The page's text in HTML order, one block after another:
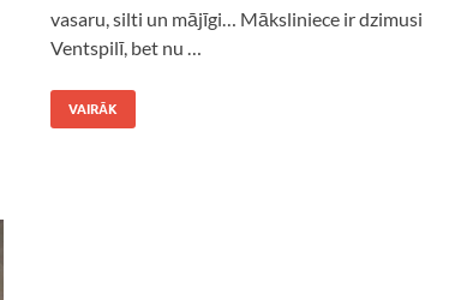
vasaru, silti un mājīgi… Māksliniece ir dzimusi
Ventspilī, bet nu …
VAIRĀK